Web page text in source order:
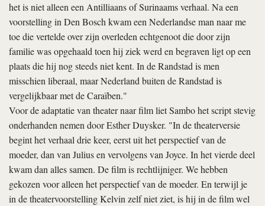
het is niet alleen een Antilliaans of Surinaams verhaal. Na een
voorstelling in Den Bosch kwam een Nederlandse man naar me
toe die vertelde over zijn overleden echtgenoot die door zijn
familie was opgehaald toen hij ziek werd en begraven ligt op een
plaats die hij nog steeds niet kent. In de Randstad is men
misschien liberaal, maar Nederland buiten de Randstad is
vergelijkbaar met de Caraïben."
Voor de adaptatie van theater naar film liet Sambo het script stevig
onderhanden nemen door Esther Duysker. "In de theaterversie
begint het verhaal drie keer, eerst uit het perspectief van de
moeder, dan van Julius en vervolgens van Joyce. In het vierde deel
kwam dan alles samen. De film is rechtlijniger. We hebben
gekozen voor alleen het perspectief van de moeder. En terwijl je
in de theatervoorstelling Kelvin zelf niet ziet, is hij in de film wel